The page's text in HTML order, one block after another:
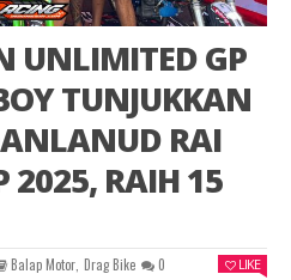
UNLIMITED GP
TUNJUKKAN
RAI
2025, RAIH 15
Balap Motor, Drag Bike 0 LIKE